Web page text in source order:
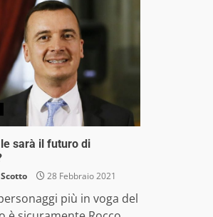
sarà il futuro di
28 Febbraio 2021
più in voga del